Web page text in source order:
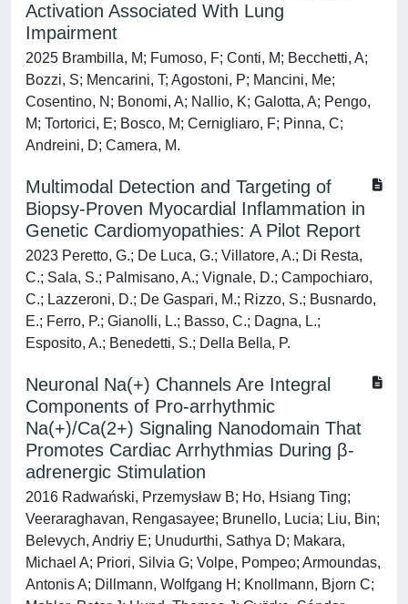
Activation Associated With Lung
Impairment
2025 Brambilla, M; Fumoso, F; Conti, M; Becchetti, A;
Bozzi, S; Mencarini, T; Agostoni, P; Mancini, Me;
Cosentino, N; Bonomi, A; Nallio, K; Galotta, A; Pengo,
M; Tortorici, E; Bosco, M; Cernigliaro, F; Pinna, C;
Andreini, D; Camera, M.
Multimodal Detection and Targeting of
Biopsy-Proven Myocardial Inflammation in
Genetic Cardiomyopathies: A Pilot Report
2023 Peretto, G.; De Luca, G.; Villatore, A.; Di Resta,
C.; Sala, S.; Palmisano, A.; Vignale, D.; Campochiaro,
C.; Lazzeroni, D.; De Gaspari, M.; Rizzo, S.; Busnardo,
E.; Ferro, P.; Gianolli, L.; Basso, C.; Dagna, L.;
Esposito, A.; Benedetti, S.; Della Bella, P.
Neuronal Na(+) Channels Are Integral
Components of Pro-arrhythmic
Na(+)/Ca(2+) Signaling Nanodomain That
Promotes Cardiac Arrhythmias During β-
adrenergic Stimulation
2016 Radwański, Przemysław B; Ho, Hsiang Ting;
Veeraraghavan, Rengasayee; Brunello, Lucia; Liu, Bin;
Belevych, Andriy E; Unudurthi, Sathya D; Makara,
Michael A; Priori, Silvia G; Volpe, Pompeo; Armoundas,
Antonis A; Dillmann, Wolfgang H; Knollmann, Bjorn C;